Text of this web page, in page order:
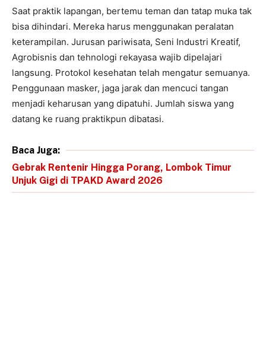
Saat praktik lapangan, bertemu teman dan tatap muka tak
bisa dihindari. Mereka harus menggunakan peralatan
keterampilan. Jurusan pariwisata, Seni Industri Kreatif,
Agrobisnis dan tehnologi rekayasa wajib dipelajari
langsung. Protokol kesehatan telah mengatur semuanya.
Penggunaan masker, jaga jarak dan mencuci tangan
menjadi keharusan yang dipatuhi. Jumlah siswa yang
datang ke ruang praktikpun dibatasi.
Baca Juga:
Gebrak Rentenir Hingga Porang, Lombok Timur
Unjuk Gigi di TPAKD Award 2026